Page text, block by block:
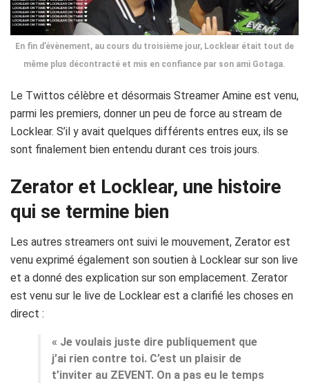
En fin d’évènement, au cours du troisième jour, Locklear était tout de
même plus décontracté et mis en confiance par son ami Gotaga.
Le Twittos célèbre et désormais Streamer Amine est venu,
parmi les premiers, donner un peu de force au stream de
Locklear. S’il y avait quelques différents entres eux, ils se
sont finalement bien entendu durant ces trois jours.
Zerator et Locklear, une histoire
qui se termine bien
Les autres streamers ont suivi le mouvement, Zerator est
venu exprimé également son soutien à Locklear sur son live
et a donné des explication sur son emplacement. Zerator
est venu sur le live de Locklear est a clarifié les choses en
direct :
« Je voulais juste dire publiquement que
j’ai rien contre toi. C’est un plaisir de
t’inviter au ZEVENT. On a pas eu le temps